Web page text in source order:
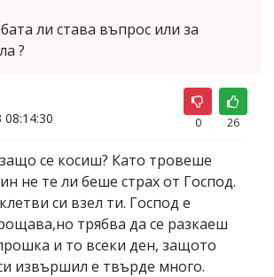
ли става въпрос или за
?
08:14:30 0 26
се косиш? Като тровеше
не те ли беше страх от Господ.
си взел ти. Господ е
трябва да се разкаеш
и то всеки ден, защото
извършил е твърде много.